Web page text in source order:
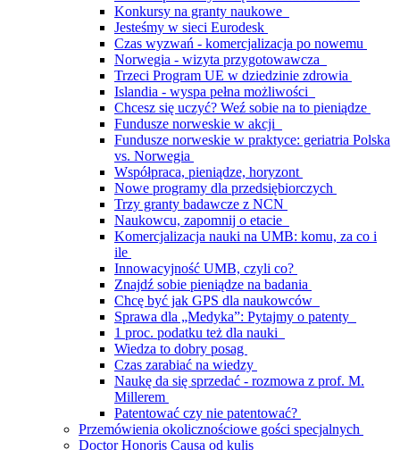
Konkursy na granty naukowe
Jesteśmy w sieci Eurodesk
Czas wyzwań - komercjalizacja po nowemu
Norwegia - wizyta przygotowawcza
Trzeci Program UE w dziedzinie zdrowia
Islandia - wyspa pełna możliwości
Chcesz się uczyć? Weź sobie na to pieniądze
Fundusze norweskie w akcji
Fundusze norweskie w praktyce: geriatria Polska
vs. Norwegia
Współpraca, pieniądze, horyzont
Nowe programy dla przedsiębiorczych
Trzy granty badawcze z NCN
Naukowcu, zapomnij o etacie
Komercjalizacja nauki na UMB: komu, za co i
ile
Innowacyjność UMB, czyli co?
Znajdź sobie pieniądze na badania
Chcę być jak GPS dla naukowców
Sprawa dla „Medyka”: Pytajmy o patenty
1 proc. podatku też dla nauki
Wiedza to dobry posag
Czas zarabiać na wiedzy
Naukę da się sprzedać - rozmowa z prof. M.
Millerem
Patentować czy nie patentować?
Przemówienia okolicznościowe gości specjalnych
Doctor Honoris Causa od kulis